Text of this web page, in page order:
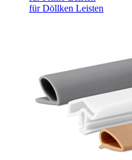
für Döllken Leisten